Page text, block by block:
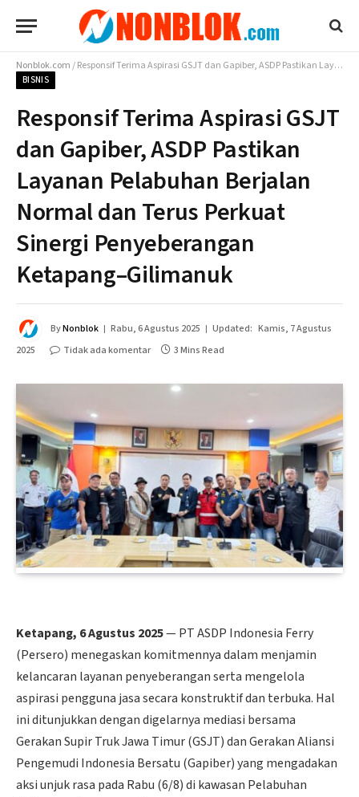
Nonblok.com/Responsif Terima Aspirasi GSJT dan Gapiber, ASDP Pastikan Layanan Pelabuhan Berjalan Normal dan Terus Perkuat Sinergi Penyeberangan Ketapang–Gilimanuk
BISNIS
Responsif Terima Aspirasi GSJT
dan Gapiber, ASDP Pastikan
Layanan Pelabuhan Berjalan
Normal dan Terus Perkuat
Sinergi Penyeberangan
Ketapang–Gilimanuk
ByNonblok Rabu, 6 Agustus 2025 Updated: Kamis, 7 Agustus
2025
Tidak ada komentar 3 Mins Read
Ketapang, 6 Agustus 2025— PT ASDP Indonesia Ferry
(Persero) menegaskan komitmennya dalam menjamin
kelancaran layanan penyeberangan serta mengelola
aspirasi pengguna jasa secara konstruktif dan terbuka. Hal
ini ditunjukkan dengan digelarnya mediasi bersama
Gerakan Supir Truk Jawa Timur (GSJT) dan Gerakan Aliansi
Pengemudi Indonesia Bersatu (Gapiber) yang mengadakan
aksi unjuk rasa pada Rabu (6/8) di kawasan Pelabuhan